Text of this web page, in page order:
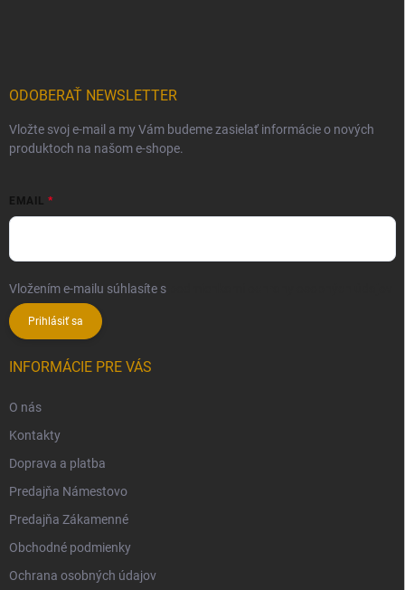
ODOBERAŤ NEWSLETTER
Vložte svoj e-mail a my Vám budeme zasielať informácie o nových
produktoch na našom e-shope.
EMAIL
Vložením e-mailu súhlasíte s
Prihlásiť sa
INFORMÁCIE PRE VÁS
O nás
Kontakty
Doprava a platba
Predajňa Námestovo
Predajňa Zákamenné
Obchodné podmienky
Ochrana osobných údajov